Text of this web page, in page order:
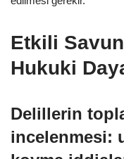
Etkili
Hukuki
Delillerin
incelenmesi: